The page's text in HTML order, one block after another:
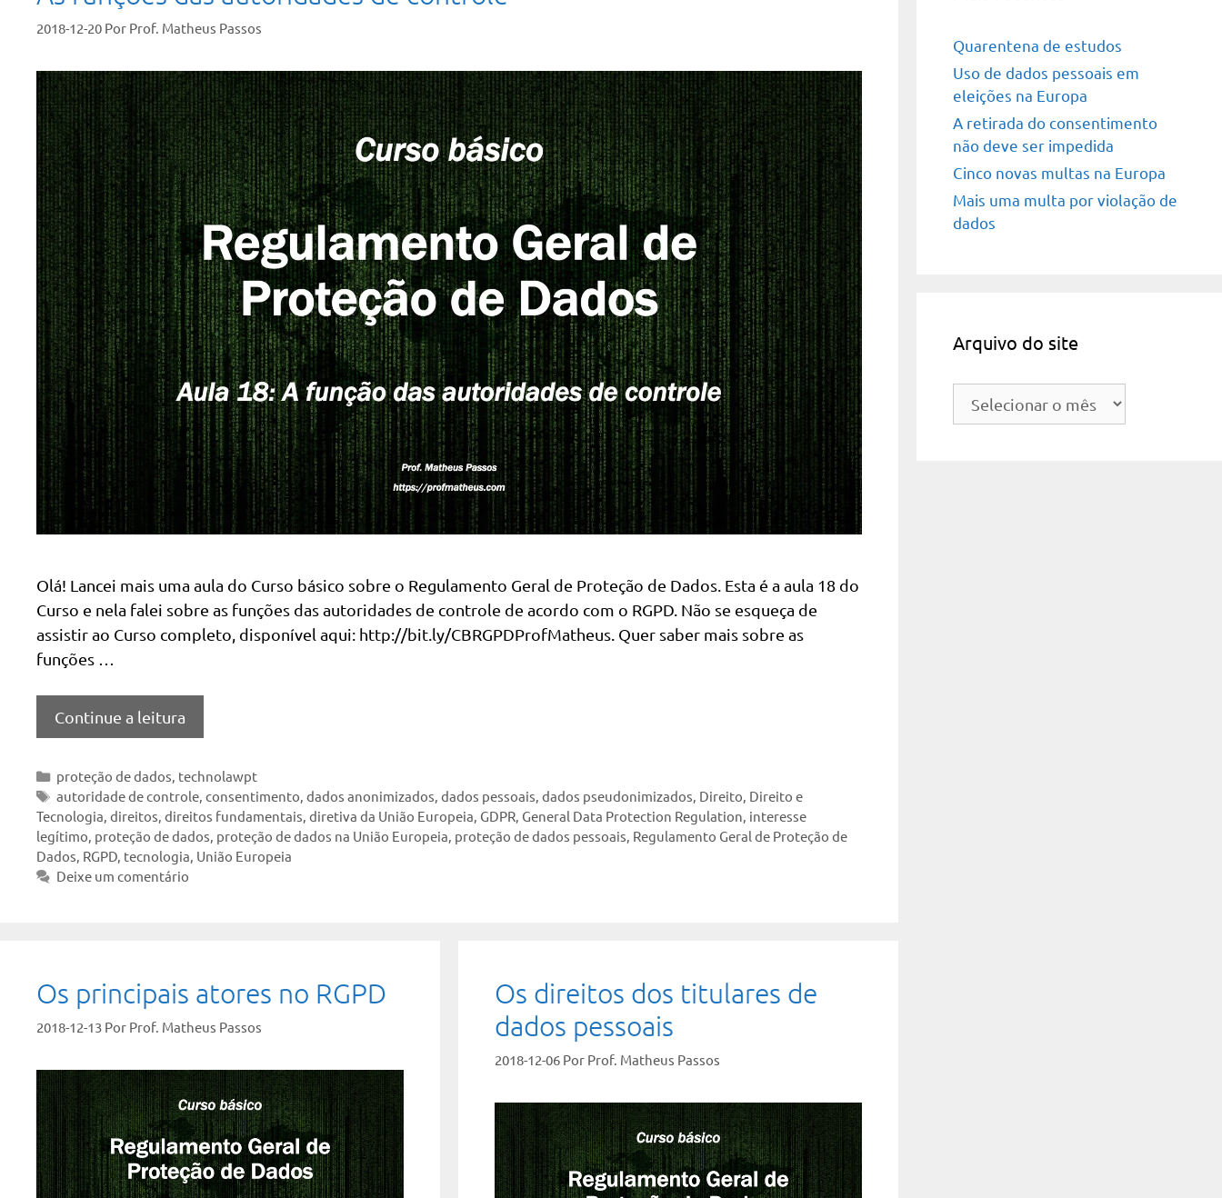
2018-12-20 Por Prof. Matheus Passos
Olá! Lancei mais uma aula do Curso básico sobre o Regulamento Geral de Proteção de Dados. Esta é a aula 18 do
Curso e nela falei sobre as funções das autoridades de controle de acordo com o RGPD. Não se esqueça de
assistir ao Curso completo, disponível aqui: http://bit.ly/CBRGPDProfMatheus. Quer saber mais sobre as
funções …
Continue a leitura
Categorias
proteção de dados, technolawpt
Tags
autoridade de controle,consentimento,dados anonimizados,dados pessoais,dados pseudonimizados, Direito, Direito e
Tecnologia, direitos, direitos fundamentais, diretiva da União Europeia, GDPR, General Data Protection Regulation, interesse
legítimo, proteção de dados, proteção de dados na União Europeia, proteção de dados pessoais, Regulamento Geral de Proteção de
Dados, RGPD, tecnologia, União Europeia
Deixe um comentário
Os principais atores no RGPD
2018-12-13 Por Prof. Matheus Passos
Os direitos dos titulares de
dados pessoais
2018-12-06 Por Prof. Matheus Passos
Quarentena de estudos
Uso de dados pessoais em
eleições na Europa
A retirada do consentimento
não deve ser impedida
Cinco novas multas na Europa
Mais uma multa por violação de
dados
Arquivo do site
Arquivo